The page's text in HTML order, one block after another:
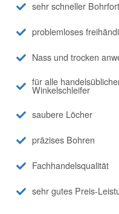
sehr schneller
problemloses
Nass und trocken
für alle
Winkelschleifer
saubere Löcher
präzises Bohren
Fachhandelsqualität
sehr gutes Preis-